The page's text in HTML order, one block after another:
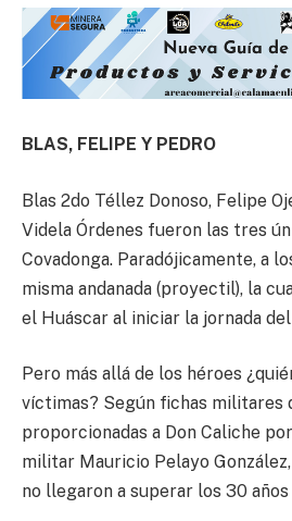
BLAS, FELIPE Y PEDRO
Blas 2do Téllez Donoso, Felipe
Videla Órdenes fueron las tres
Covadonga. Paradójicamente, a
misma andanada (proyectil), la
el Huáscar al iniciar la jornada del
Pero más allá de los héroes
víctimas? Según fichas militares
proporcionadas a Don Caliche
militar Mauricio Pelayo
no llegaron a superar los 30 años